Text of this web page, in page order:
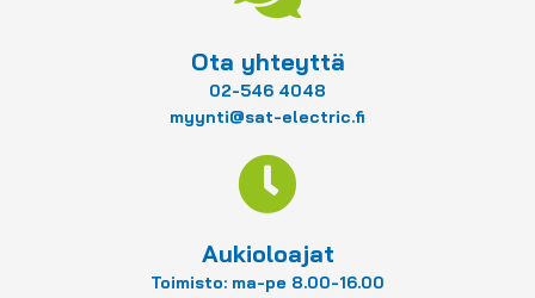
Ota yhteyttä
02-546 4048
myynti@sat-electric.fi
Aukioloajat
Toimisto: ma-pe 8.00-16.00